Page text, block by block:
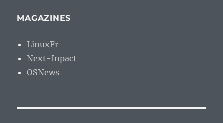
MAGAZINES
LinuxFr
Next-Inpact
OSNews